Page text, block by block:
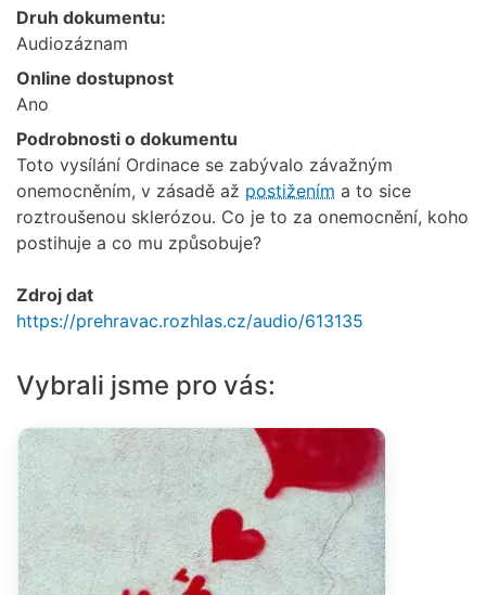
Druh dokumentu:
Audiozáznam
Online dostupnost
Ano
Podrobnosti o dokumentu
Toto vysílání Ordinace se zabývalo závažným
onemocněním, v zásadě až postižením a to sice
roztroušenou sklerózou. Co je to za onemocnění, koho
postihuje a co mu způsobuje?
Zdroj dat
https://prehravac.rozhlas.cz/audio/613135
Vybrali jsme pro vás: